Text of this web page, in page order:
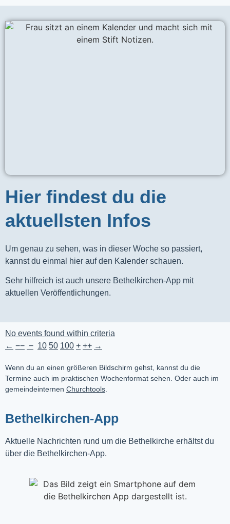
Hier findest du die
aktuellsten Infos
Um genau zu sehen, was in dieser Woche so passiert,
kannst du einmal hier auf den Kalender schauen.
Sehr hilfreich ist auch unsere Bethelkirchen-App mit
aktuellen Veröffentlichungen.
No events found within criteria
← −− − 10 50 100 + ++ →
Wenn du an einen größeren Bildschirm gehst, kannst du die
Termine auch im praktischen Wochenformat sehen. Oder auch im
gemeindeinternen Churchtools
Bethelkirchen-App
Aktuelle Nachrichten rund um die Bethelkirche erhältst du
über die Bethelkirchen-App.